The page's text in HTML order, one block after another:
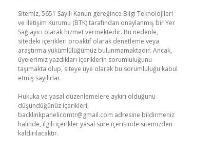
Sitemiz, 5651 Sayılı Kanun gereğince Bilgi Teknolojileri
ve İletişim Kurumu (BTK) tarafından onaylanmış bir Yer
Sağlayıcı olarak hizmet vermektedir. Bu nedenle,
sitedeki içerikleri proaktif olarak denetleme veya
araştırma yükümlülüğümüz bulunmamaktadır. Ancak,
üyelerimiz yazdıkları içeriklerin sorumluluğunu
taşımakta olup, siteye üye olarak bu sorumluluğu kabul
etmiş sayılırlar.
Hukuka ve yasal düzenlemelere aykırı olduğunu
düşündüğünüz içerikleri,
backlinkpanelicomtr@gmail.com adresine bildirmeniz
halinde, ilgili içerikler yasal süre içerisinde sitemizden
kaldırılacaktır.